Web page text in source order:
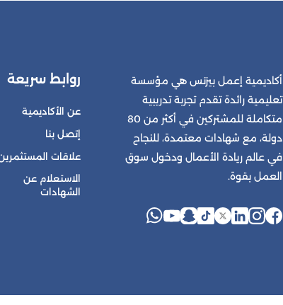
أكاديمية إعمل بيزنس هي مؤسسة
تعليمية رائدة تقدم تجربة تدريبية
متكاملة للمشتركين في أكثر من 80
دولة، مع شهادات معتمدة، للنجاح
في عالم ريادة الأعمال ودخول سوق
العمل بقوة.
روابط سريعة
عن الأكاديمية
إتصل بنا
علاقات
الاستعلام عن
الشهادات